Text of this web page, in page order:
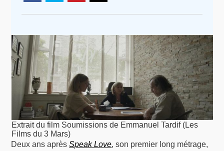
Extrait du film Soumissions de Emmanuel Tardif (Les
Films du 3 Mars)
Deux ans aprèsSpeak Love, son premier long métrage,